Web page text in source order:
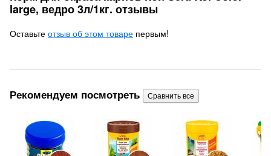
large, ведро 3л/1кг. отзывы
Оставьте отзыв об этом товаре первым!
Рекомендуем посмотреть